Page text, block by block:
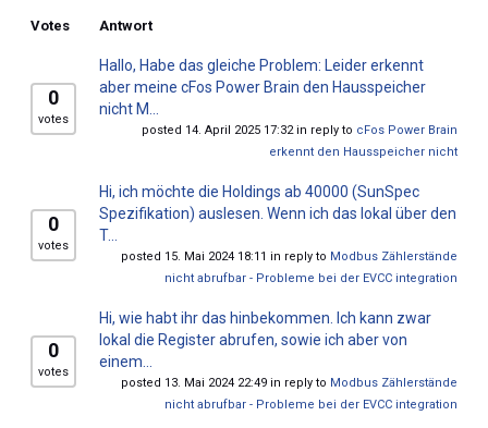
Votes Antwort
0
votes
Hallo, Habe das gleiche Problem: Leider erkennt
aber meine cFos Power Brain den Hausspeicher
nicht M...
posted 14. April 2025 17:32 in reply to cFos Power Brain
erkennt den Hausspeicher nicht
0
votes
Hi, ich möchte die Holdings ab 40000 (SunSpec
Spezifikation) auslesen. Wenn ich das lokal über den
T...
posted 15. Mai 2024 18:11 in reply to Modbus Zählerstände
nicht abrufbar - Probleme bei der EVCC integration
0
votes
Hi, wie habt ihr das hinbekommen. Ich kann zwar
lokal die Register abrufen, sowie ich aber von
einem...
posted 13. Mai 2024 22:49 in reply to Modbus Zählerstände
nicht abrufbar - Probleme bei der EVCC integration